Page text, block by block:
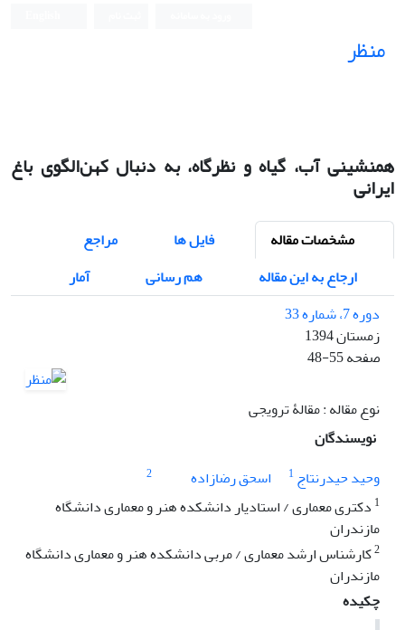
منظر
همنشینی آب، گیاه و نظرگاه، به دنبال کهن‌الگوی باغ
ایرانی
مشخصات مقاله فایل ها
مراجع
ارجاع به این مقاله
هم رسانی
آمار
دوره 7، شماره 33
زمستان 1394
صفحه48-55
نوع مقاله : مقالۀ ترویجی
نویسندگان
وحید حیدرنتاج 1 اسحق رضازاده
2
1 دکتری معماری / استادیار دانشکده هنر و معماری دانشگاه
مازندران
2کارشناس ارشد معماری / مربی دانشکده هنر و معماری دانشگاه
مازندران
چکیده